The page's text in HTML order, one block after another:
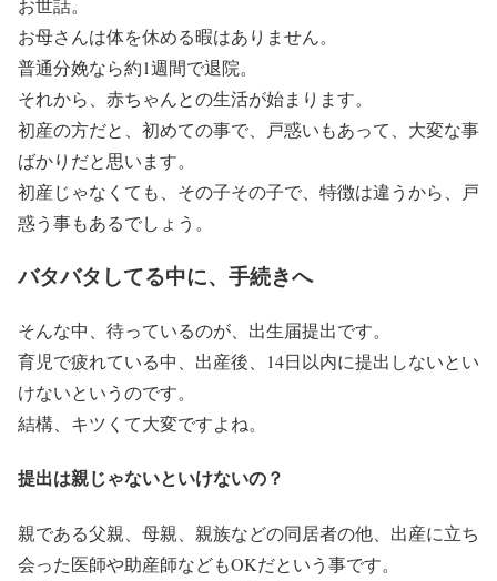
お母さんは体を休める暇はありません。
普通分娩なら約1週間で退院。
それから、赤ちゃんとの生活が始まります。
初産の方だと、初めての事で、戸惑いもあって、大変な事
ばかりだと思います。
初産じゃなくても、その子その子で、特徴は違うから、戸
惑う事もあるでしょう。
バタバタしてる中に、手続きへ
そんな中、待っているのが、出生届提出です。
育児で疲れている中、出産後、14日以内に提出しないとい
けないというのです。
結構、キツくて大変ですよね。
提出は親じゃないといけないの？
親である父親、母親、親族などの同居者の他、出産に立ち
会った医師や助産師などもOKだという事です。